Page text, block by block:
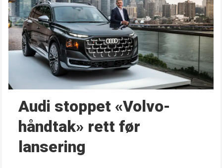
Audi stoppet «Volvo-
håndtak» rett før
lansering